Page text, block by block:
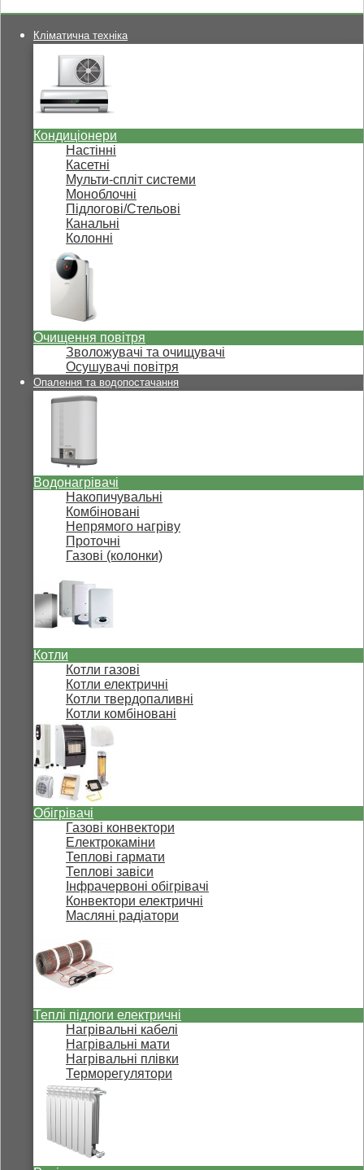
Кліматична техніка
Кондиціонери
Настінні
Касетні
Мульти-спліт системи
Моноблочні
Підлогові/Стельові
Канальні
Колонні
Очищення повітря
Зволожувачі та очищувачі
Осушувачі повітря
Опалення та водопостачання
Водонагрівачі
Накопичувальні
Комбіновані
Непрямого нагріву
Проточні
Газові (колонки)
Котли
Котли газові
Котли електричні
Котли твердопаливні
Котли комбіновані
Обігрівачі
Газові конвектори
Електрокаміни
Теплові гармати
Теплові завіси
Інфрачервоні обігрівачі
Конвектори електричні
Масляні радіатори
Теплі підлоги електричні
Нагрівальні кабелі
Нагрівальні мати
Нагрівальні плівки
Терморегулятори